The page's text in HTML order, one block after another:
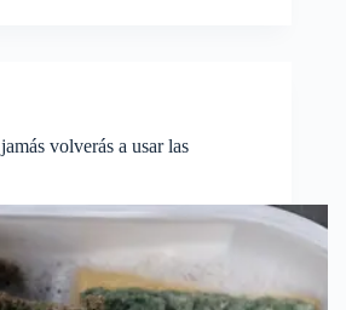
volverás a usar las